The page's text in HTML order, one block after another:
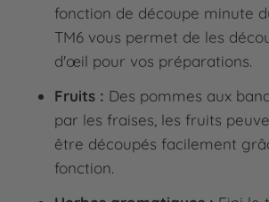
fonction de découpe minute
TM6 vous permet de les
d'œil pour vos préparations.
Fruits : Des pommes aux
par les fraises, les fruits
être découpés facilement
fonction.